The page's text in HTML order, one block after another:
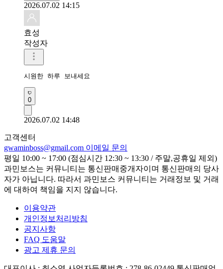
2026.07.02 14:15
효성
작성자
시원한 하루 보내세요
0
2026.07.02 14:48
고객센터
gwaminboss@gmail.com 이메일 문의
평일 10:00 ~ 17:00 (점심시간 12:30 ~ 13:30 / 주말,공휴일 제외)
과민보스는 커뮤니티는 통신판매중개자이며 통신판매의 당사
자가 아닙니다. 따라서 과민보스 커뮤니티는 거래정보 및 거래
에 대하여 책임을 지지 않습니다.
이용약관
개인정보처리방침
공지사항
FAQ 도움말
광고 제휴 문의